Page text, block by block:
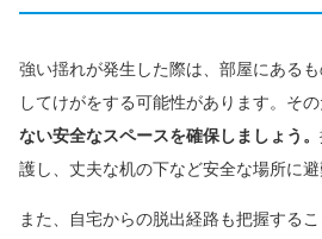
強い揺れが発生した際は、部屋にある
してけがをする可能性があります。その
ない安全なスペースを確保しましょう。
護し、丈夫な机の下など安全な場所に避
また、自宅からの脱出経路も把握する